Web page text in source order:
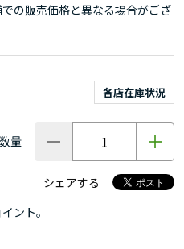
の販売価格と異なる場合がござ
各店在庫状況
数量
シェアする
ント。